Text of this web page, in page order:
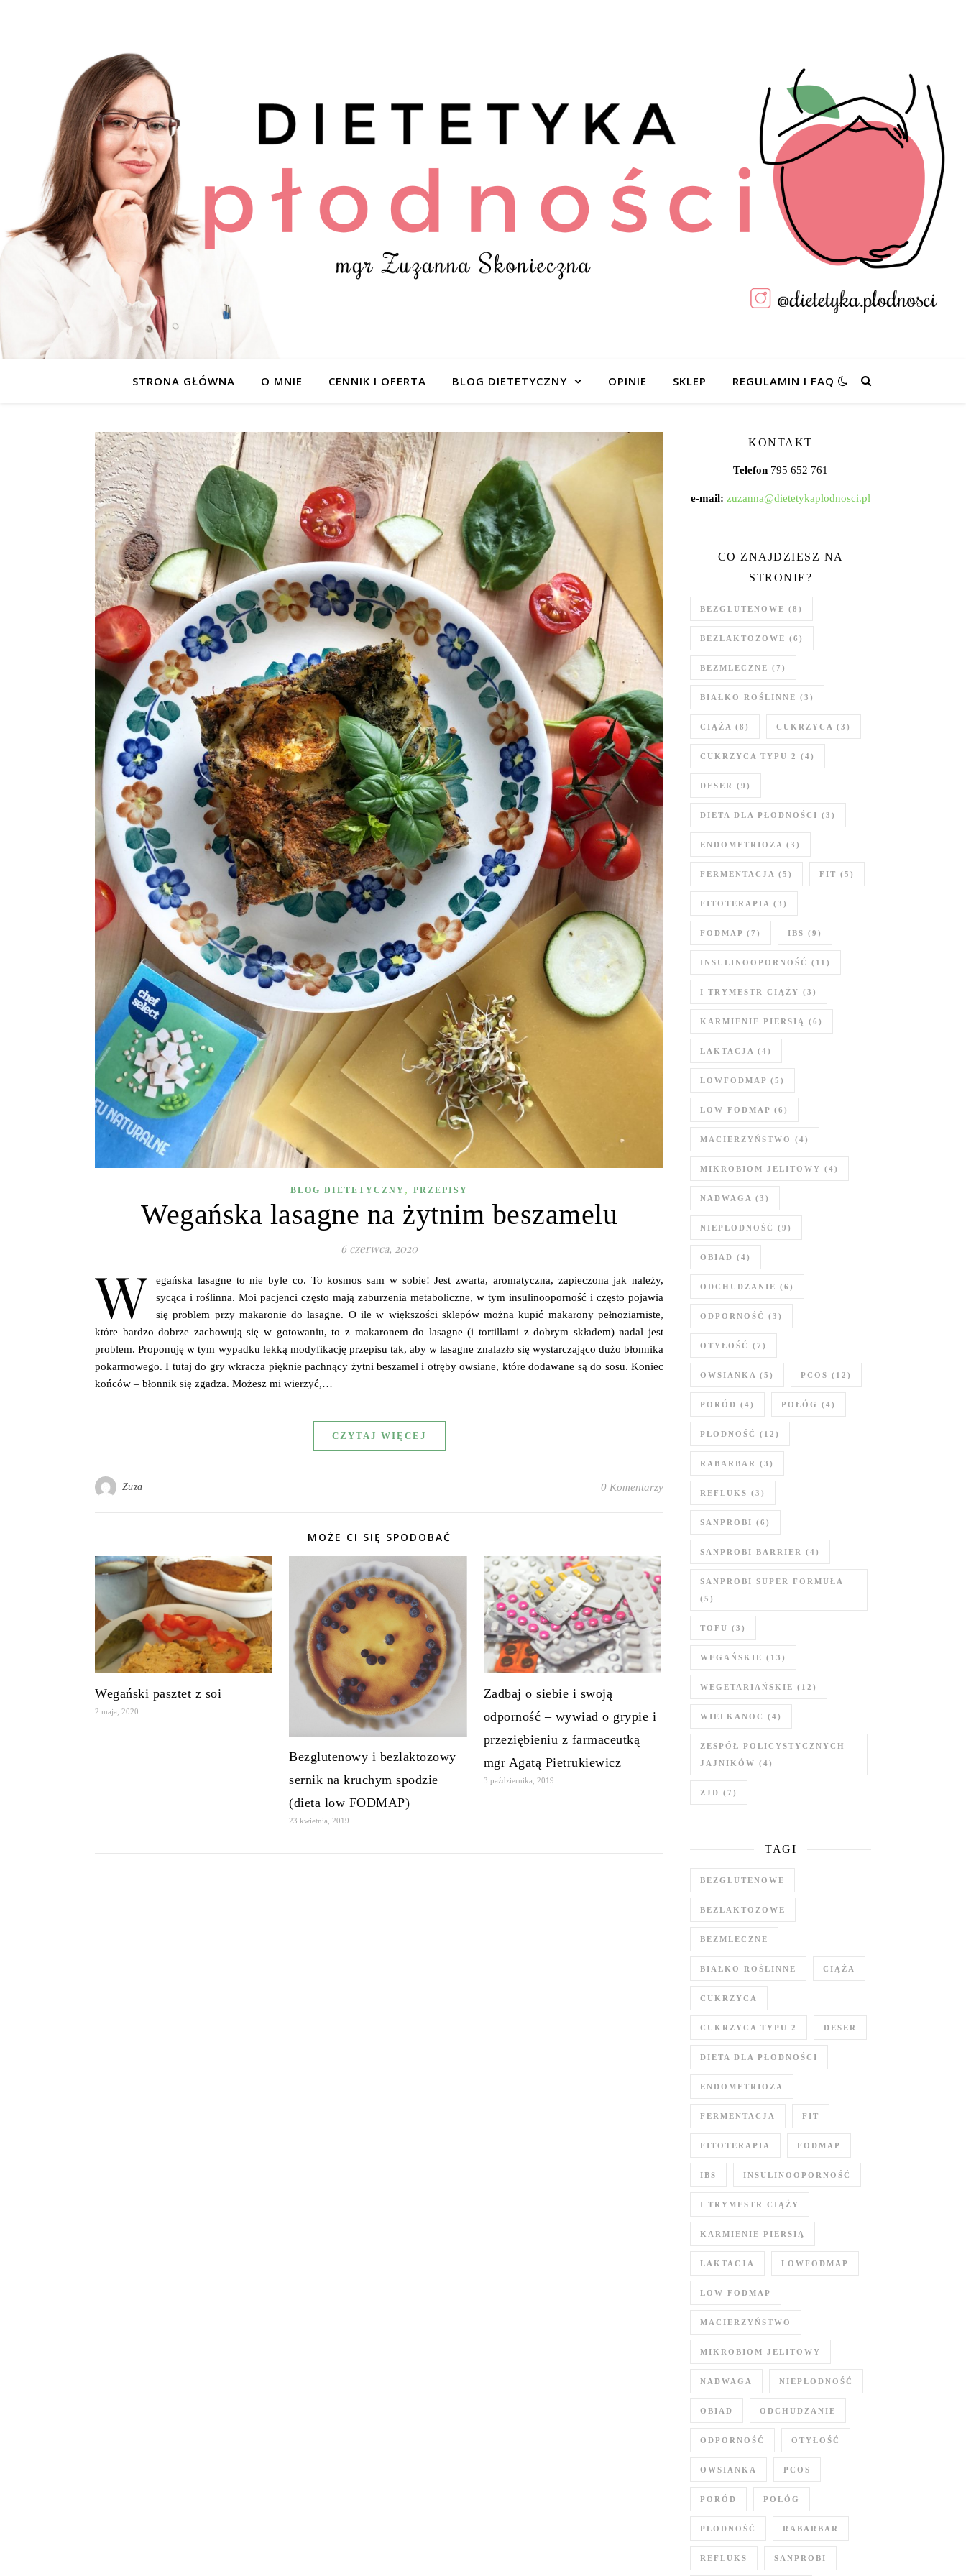
STRONA GŁÓWNA O MNIE CENNIK I OFERTA BLOG DIETETYCZNY OPINIE SKLEP REGULAMIN I FAQ
BLOG DIETETYCZNY , PRZEPISY
Wegańska lasagne na żytnim beszamelu
6 czerwca, 2020
W
egańska lasagne to nie byle co. To kosmos sam w sobie! Jest zwarta, aromatyczna, zapieczona jak należy,
sycąca i roślinna. Moi pacjenci często mają zaburzenia metaboliczne, w tym insulinooporność i często pojawia
się problem przy makaronie do lasagne. O ile w większości sklepów można kupić makarony pełnoziarniste,
które bardzo dobrze zachowują się w gotowaniu, to z makaronem do lasagne (i tortillami z dobrym składem) nadal jest
problem. Proponuję w tym wypadku lekką modyfikację przepisu tak, aby w lasagne znalazło się wystarczająco dużo błonnika
pokarmowego. I tutaj do gry wkracza pięknie pachnący żytni beszamel i otręby owsiane, które dodawane są do sosu. Koniec
końców – błonnik się zgadza. Możesz mi wierzyć,…
CZYTAJ WIĘCEJ
Zuza 0 Komentarzy
MOŻE CI SIĘ SPODOBAĆ
Wegański pasztet z soi
2 maja, 2020
Bezglutenowy i bezlaktozowy
sernik na kruchym spodzie
(dieta low FODMAP)
23 kwietnia, 2019
Zadbaj o siebie i swoją
odporność – wywiad o grypie i
przeziębieniu z farmaceutką
mgr Agatą Pietrukiewicz
3 października, 2019
KONTAKT
Telefon 795 652 761
e-mail: zuzanna@dietetykaplodnosci.pl
CO ZNAJDZIESZ NA
STRONIE?
BEZGLUTENOWE (8)
BEZLAKTOZOWE (6)
BEZMLECZNE (7)
BIAŁKO ROŚLINNE (3)
CIĄŻA (8) CUKRZYCA (3)
CUKRZYCA TYPU 2 (4)
DESER (9)
DIETA DLA PŁODNOŚCI (3)
ENDOMETRIOZA (3)
FERMENTACJA (5) FIT (5)
FITOTERAPIA (3)
FODMAP (7) IBS (9)
INSULINOOPORNOŚĆ (11)
I TRYMESTR CIĄŻY (3)
KARMIENIE PIERSIĄ (6)
LAKTACJA (4)
LOWFODMAP (5)
LOW FODMAP (6)
MACIERZYŃSTWO (4)
MIKROBIOM JELITOWY (4)
NADWAGA (3)
NIEPŁODNOŚĆ (9)
OBIAD (4)
ODCHUDZANIE (6)
ODPORNOŚĆ (3)
OTYŁOŚĆ (7)
OWSIANKA (5) PCOS (12)
PORÓD (4) POŁÓG (4)
PŁODNOŚĆ (12)
RABARBAR (3)
REFLUKS (3)
SANPROBI (6)
SANPROBI BARRIER (4)
SANPROBI SUPER FORMUŁA
(5)
TOFU (3)
WEGAŃSKIE (13)
WEGETARIAŃSKIE (12)
WIELKANOC (4)
ZESPÓŁ POLICYSTYCZNYCH
JAJNIKÓW (4)
ZJD (7)
TAGI
BEZGLUTENOWE
BEZLAKTOZOWE
BEZMLECZNE
BIAŁKO ROŚLINNE CIĄŻA
CUKRZYCA
CUKRZYCA TYPU 2 DESER
DIETA DLA PŁODNOŚCI
ENDOMETRIOZA
FERMENTACJA FIT
FITOTERAPIA FODMAP
IBS INSULINOOPORNOŚĆ
I TRYMESTR CIĄŻY
KARMIENIE PIERSIĄ
LAKTACJA LOWFODMAP
LOW FODMAP
MACIERZYŃSTWO
MIKROBIOM JELITOWY
NADWAGA NIEPŁODNOŚĆ
OBIAD ODCHUDZANIE
ODPORNOŚĆ OTYŁOŚĆ
OWSIANKA PCOS
PORÓD POŁÓG
PŁODNOŚĆ RABARBAR
REFLUKS SANPROBI